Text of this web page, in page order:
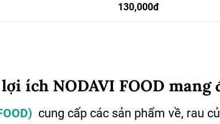
130,000đ
lợi ích NODAVI FOOD mang
cung cấp các sản phẩm về, rau